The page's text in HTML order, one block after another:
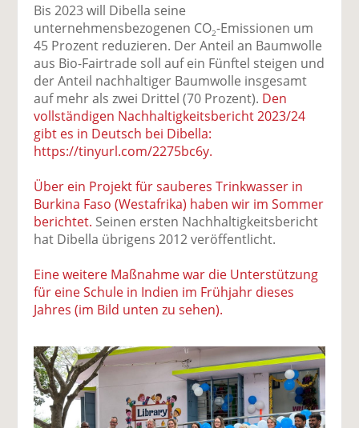
Bis 2023 will Dibella seine
unternehmensbezogenen CO2-Emissionen um
45 Prozent reduzieren. Der Anteil an Baumwolle
aus Bio-Fairtrade soll auf ein Fünftel steigen und
der Anteil nachhaltiger Baumwolle insgesamt
auf mehr als zwei Drittel (70 Prozent). Den
vollständigen Nachhaltigkeitsbericht 2023/24
gibt es in Deutsch bei Dibella:
https://tinyurl.com/2275bc6y.
Über ein Projekt für sauberes Trinkwasser in
Burkina Faso (Westafrika) haben wir im Sommer
berichtet. Seinen ersten Nachhaltigkeitsbericht
hat Dibella übrigens 2012 veröffentlicht.
Eine weitere Maßnahme war die Unterstützung
für eine Schule in Indien im Frühjahr dieses
Jahres (im Bild unten zu sehen).